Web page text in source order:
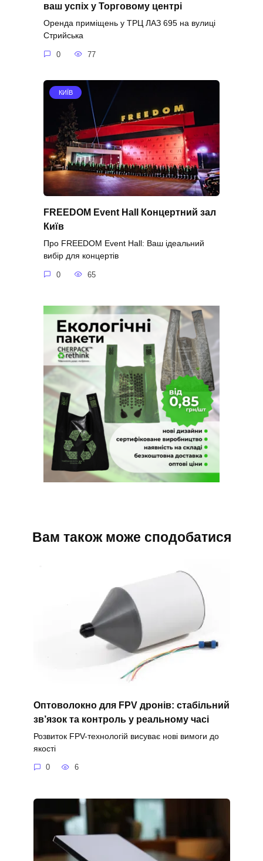
ваш успіх у Торговому центрі
Оренда приміщень у ТРЦ ЛАЗ 695 на вулиці
Стрийська
0 77
КИЇВ
FREEDOM Event Hall Концертний зал
Київ
Про FREEDOM Event Hall: Ваш ідеальний
вибір для концертів
0 65
Вам також може сподобатися
Оптоволокно для FPV дронів: стабільний
зв’язок та контроль у реальному часі
Розвиток FPV-технологій висуває нові вимоги до
якості
0 6